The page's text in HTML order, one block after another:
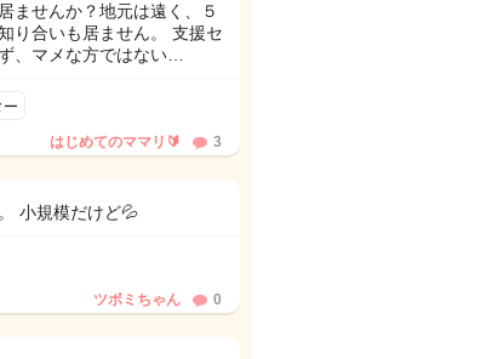
ませんか？地元は遠く、５
り合いも居ません。 支援セ
、マメな方ではない…
ー
はじめてのママリ🔰 3
小規模だけど💦
ツボミちゃん 0